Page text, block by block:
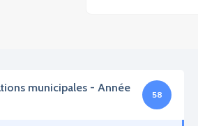
municipales - Année
58